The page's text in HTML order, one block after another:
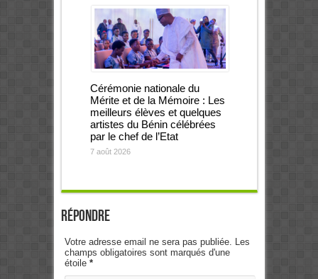
Cérémonie nationale du
Mérite et de la Mémoire : Les
meilleurs élèves et quelques
artistes du Bénin célébrées
par le chef de l’Etat
7 août 2026
Répondre
Votre adresse email ne sera pas publiée. Les
champs obligatoires sont marqués d'une
étoile *